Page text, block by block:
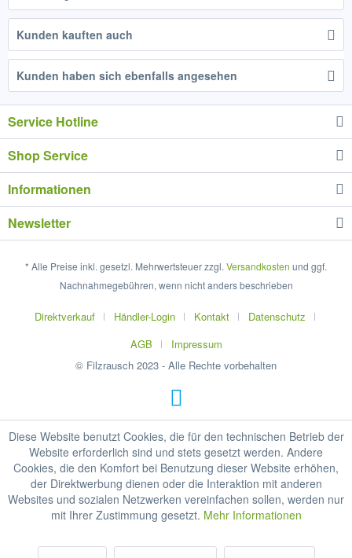
Kunden kauften auch
Kunden haben sich ebenfalls angesehen
Service Hotline
Shop Service
Informationen
Newsletter
* Alle Preise inkl. gesetzl. Mehrwertsteuer zzgl. Versandkosten und ggf.
Nachnahmegebühren, wenn nicht anders beschrieben
Direktverkauf Händler-Login Kontakt
Datenschutz
AGB
Impressum
© Filzrausch 2023 - Alle Rechte vorbehalten
Diese Website benutzt Cookies, die für den technischen Betrieb der
Website erforderlich sind und stets gesetzt werden. Andere
Cookies, die den Komfort bei Benutzung dieser Website erhöhen,
der Direktwerbung dienen oder die Interaktion mit anderen
Websites und sozialen Netzwerken vereinfachen sollen, werden nur
mit Ihrer Zustimmung gesetzt. Mehr Informationen